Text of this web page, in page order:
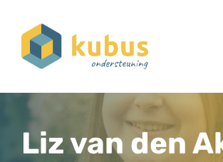
Liz van den